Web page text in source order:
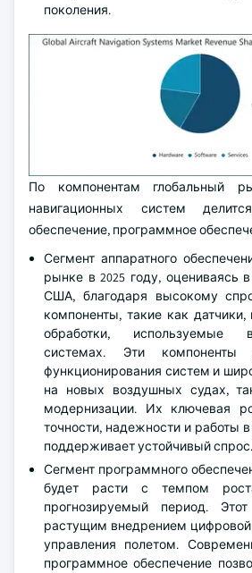
поколения.
По компонентам глобальный
навигационных систем
обеспечение, программное
Сегмент аппаратного
рынке в 2025 году, оцениваясь
США, благодаря высокому
компоненты, такие как
обработки, используемые
системах. Эти компоненты
функционирования систем и
на новых воздушных судах,
модернизации. Их ключевая
точности, надежности и работы
поддерживает устойчивый спрос.
Сегмент программного
будет расти с темпом
прогнозируемый период.
растущим внедрением
управления полетом.
программное обеспечение